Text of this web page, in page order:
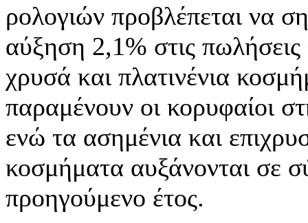
ρολογιών προβλέπεται να
αύξηση 2,1% στις
χρυσά και πλατινένια
παραμένουν οι κορυφαίοι
ενώ τα ασημένια και
κοσμήματα αυξάνονται σε
προηγούμενο έτος.